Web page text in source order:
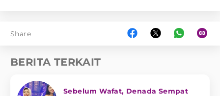
Share
BERITA TERKAIT
Sebelum Wafat, Denada Sempat